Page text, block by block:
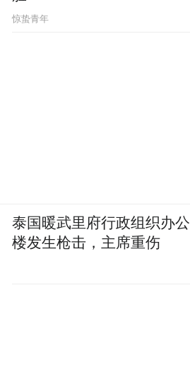
惊蛰青年
泰国暖武里府行政组织办公
楼发生枪击，主席重伤